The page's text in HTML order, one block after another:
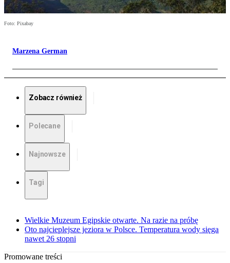
Foto: Pixabay
Marzena German
Zobacz również
Polecane
Najnowsze
Tagi
Wielkie Muzeum Egipskie otwarte. Na razie na próbę
Oto najcieplejsze jeziora w Polsce. Temperatura wody sięga
nawet 26 stopni
Promowane treści